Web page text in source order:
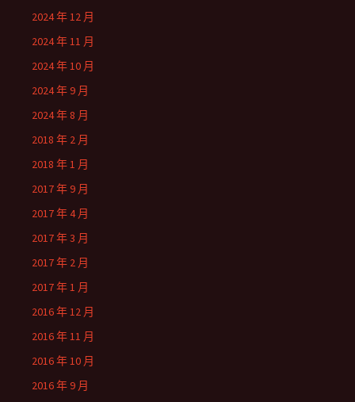
2024 年 12 月
2024 年 11 月
2024 年 10 月
2024 年 9 月
2024 年 8 月
2018 年 2 月
2018 年 1 月
2017 年 9 月
2017 年 4 月
2017 年 3 月
2017 年 2 月
2017 年 1 月
2016 年 12 月
2016 年 11 月
2016 年 10 月
2016 年 9 月